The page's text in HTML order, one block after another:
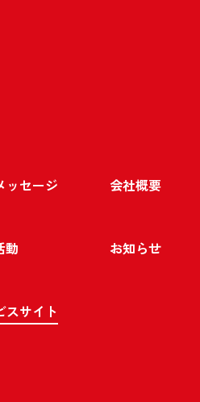
ッセージ 会社概要
動 お知らせ
スサイト